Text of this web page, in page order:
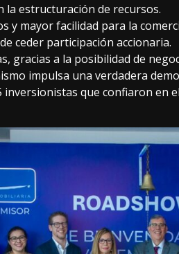
la estructuración de recursos.
y mayor facilidad para la
ceder participación accionaria.
gracias a la posibilidad de
impulsa una verdadera
que confiaron en